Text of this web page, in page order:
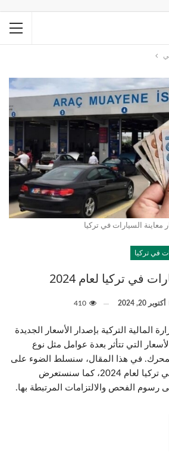
معاينة السيارات في تركيا
في تركيا
في تركيا لعام 2024
أكتوبر 20, 2024
المالية التركية بإصدار الأسعار الجديدة
التي تتأثر بعدة عوامل مثل نوع
في هذا المقال، سنسلط الضوء على
أسعار معاينة السيارات في تركيا لعام 2024، كما سنستعرض
رسوم الفحص والالتزامات المرتبطة بها.